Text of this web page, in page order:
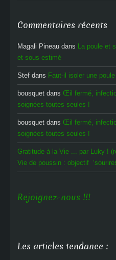
Commentaires récents
Magali Pineau dans La poule et
et sous-estimé
Stef dans Faut-il isoler une
bousquet dans Œil fermé,
soignées toutes seules !
bousquet dans Œil fermé,
soignées toutes seules !
Gratitude à la Vie ... par Luky !
Vie de poussin : objectif
Rejoignez-nous !!!
Les articles tendance :